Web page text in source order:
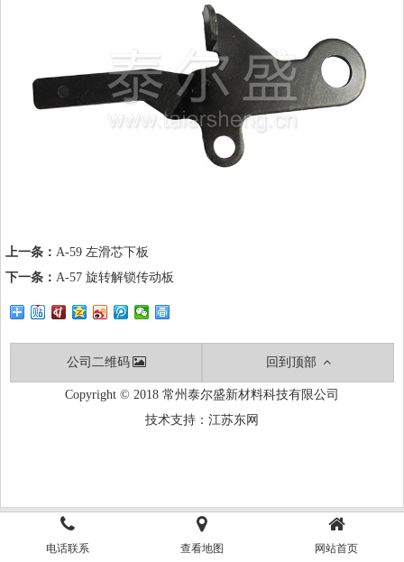
上一条： A-59 左滑芯下板
下一条： A-57 旋转解锁传动板
公司二维码 回到顶部
Copyright © 2018 常州泰尔盛新材料科技有限公司
技术支持： 江苏东网
电话联系 查看地图 网站首页